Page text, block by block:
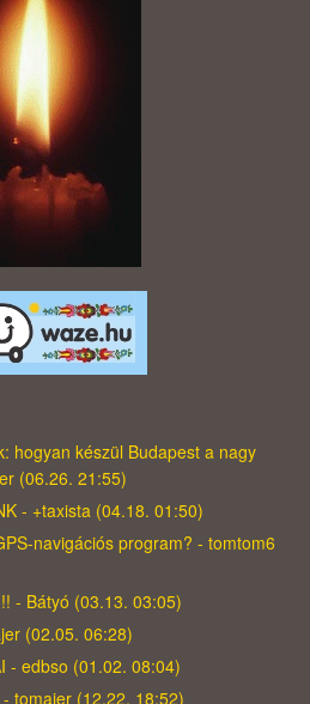
hogyan készül Budapest a nagy
(06.26. 21:55)
- +taxista (04.18. 01:50)
navigációs program? - tomtom6
- Bátyó (03.13. 03:05)
(02.05. 06:28)
- edbso (01.02. 08:04)
tomajer (12.22. 18:52)